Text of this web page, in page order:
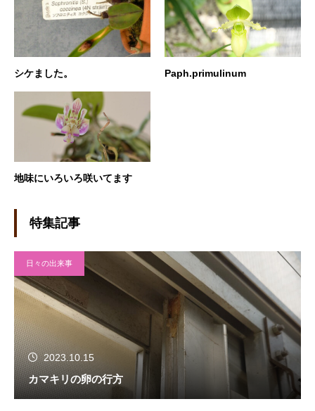
シケました。 Paph.primulinum
地味にいろいろ咲いてます
特集記事
日々の出来事
2023.10.15
カマキリの卵の行方